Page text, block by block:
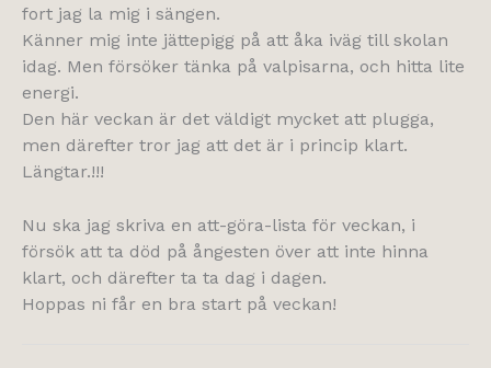
fort jag la mig i sängen.
Känner mig inte jättepigg på att åka iväg till skolan
idag. Men försöker tänka på valpisarna, och hitta lite
energi.
Den här veckan är det väldigt mycket att plugga,
men därefter tror jag att det är i princip klart.
Längtar.!!!
Nu ska jag skriva en att-göra-lista för veckan, i
försök att ta död på ångesten över att inte hinna
klart, och därefter ta ta dag i dagen.
Hoppas ni får en bra start på veckan!